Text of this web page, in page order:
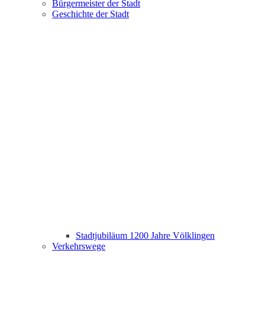
Bürgermeister der Stadt
Geschichte der Stadt
Stadtjubiläum 1200 Jahre Völklingen
Verkehrswege